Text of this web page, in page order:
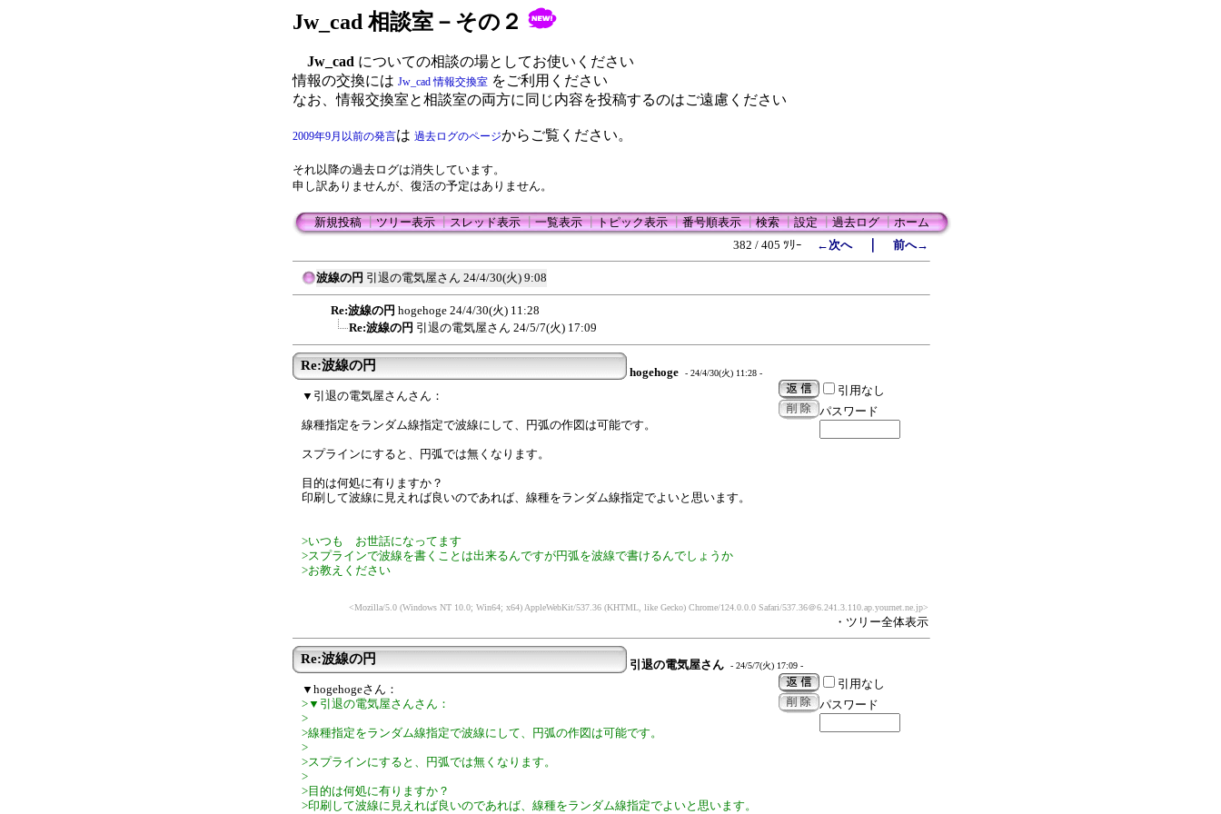
Jw_cad 相談室－その２
Jw_cad についての相談の場としてお使いください
情報の交換には Jw_cad 情報交換室 をご利用ください
なお、情報交換室と相談室の両方に同じ内容を投稿するのはご遠慮ください
2009年9月以前の発言は 過去ログのページからご覧ください。
それ以降の過去ログは消失しています。
申し訳ありませんが、復活の予定はありません。
新規投稿┃ツリー表示┃スレッド表示┃一覧表示┃トピック表示┃番号順表示┃検索┃設定┃過去ログ┃ホーム
382 / 405 ﾂﾘｰ
←次へ｜ 前へ→
波線の円 引退の電気屋さん 24/4/30(火) 9:08
Re:波線の円 hogehoge 24/4/30(火) 11:28
Re:波線の円 引退の電気屋さん 24/5/7(火) 17:09
Re:波線の円 hogehoge - 24/4/30(火) 11:28 -
▼引退の電気屋さんさん：
線種指定をランダム線指定で波線にして、円弧の作図は可能です。
スプラインにすると、円弧では無くなります。
目的は何処に有りますか？
印刷して波線に見えれば良いのであれば、線種をランダム線指定でよいと思います。
>いつも お世話になってます
>スプラインで波線を書くことは出来るんですが円弧を波線で書けるんでしょうか
>お教えください
引用なし
パスワード
<Mozilla/5.0 (Windows NT 10.0; Win64; x64) AppleWebKit/537.36 (KHTML, like Gecko) Chrome/124.0.0.0 Safari/537.36＠6.241.3.110.ap.yournet.ne.jp>
・ツリー全体表示
Re:波線の円 引退の電気屋さん - 24/5/7(火) 17:09 -
▼hogehogeさん：
>▼引退の電気屋さんさん：
>
>線種指定をランダム線指定で波線にして、円弧の作図は可能です。
>
>スプラインにすると、円弧では無くなります。
>
>目的は何処に有りますか？
>印刷して波線に見えれば良いのであれば、線種をランダム線指定でよいと思います。
引用なし
パスワード